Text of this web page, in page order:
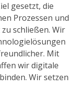
gesetzt, die
Prozessen und
schließen. Wir
Mit
wir digitale
Wir setzen